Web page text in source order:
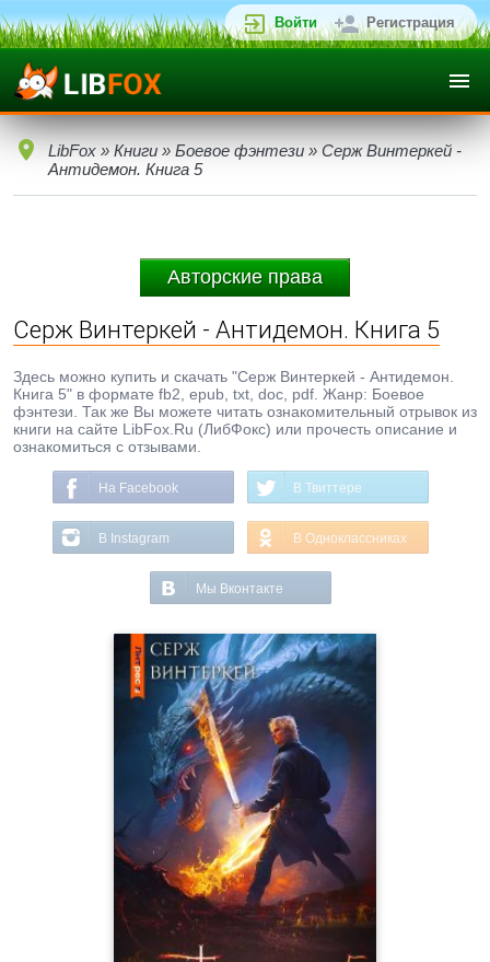
Войти Регистрация
LibFox » Книги » Боевое фэнтези » Серж Винтеркей -
Антидемон. Книга 5
Авторские права
Серж Винтеркей - Антидемон. Книга 5
Здесь можно купить и скачать "Серж Винтеркей - Антидемон.
Книга 5" в формате fb2, epub, txt, doc, pdf. Жанр: Боевое
фэнтези. Так же Вы можете читать ознакомительный отрывок из
книги на сайте LibFox.Ru (ЛибФокс) или прочесть описание и
ознакомиться с отзывами.
На Facebook В Твиттере
В Instagram В Одноклассниках
Мы Вконтакте